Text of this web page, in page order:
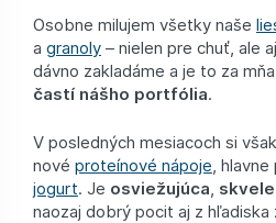
Osobne milujem všetky naše
a granoly – nielen pre chuť, ale
dávno zakladáme a je to za
častí nášho portfólia.
V posledných mesiacoch si
nové proteínové nápoje ,
jogurt. Je osviežujúca
naozaj dobrý pocit aj z hľadiska